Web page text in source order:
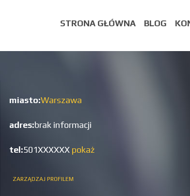
STRONA GŁÓWNA BLOG
miasto:Warszawa
adres:brak informacji
tel:501XXXXXX pokaż
ZARZĄDZAJ PROFILEM